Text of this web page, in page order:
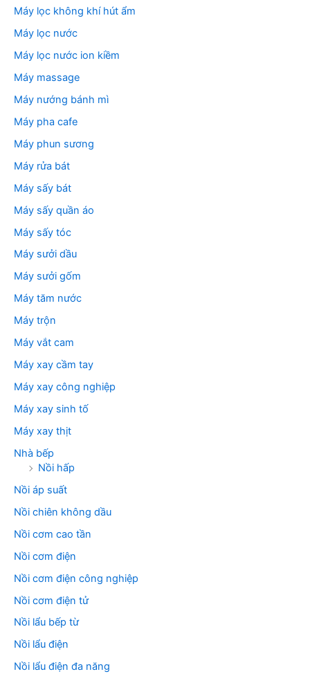
Máy lọc không khí hút ẩm
Máy lọc nước
Máy lọc nước ion kiềm
Máy massage
Máy nướng bánh mì
Máy pha cafe
Máy phun sương
Máy rửa bát
Máy sấy bát
Máy sấy quần áo
Máy sấy tóc
Máy sưởi dầu
Máy sưởi gốm
Máy tăm nước
Máy trộn
Máy vắt cam
Máy xay cầm tay
Máy xay công nghiệp
Máy xay sinh tố
Máy xay thịt
Nhà bếp
Nồi hấp
Nồi áp suất
Nồi chiên không dầu
Nồi cơm cao tần
Nồi cơm điện
Nồi cơm điện công nghiệp
Nồi cơm điện tử
Nồi lẩu bếp từ
Nồi lẩu điện
Nồi lẩu điện đa năng